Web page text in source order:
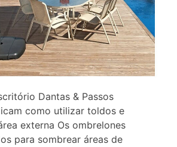
Dantas & Passos
como utilizar toldos e
externa Os ombrelones
para sombrear áreas de